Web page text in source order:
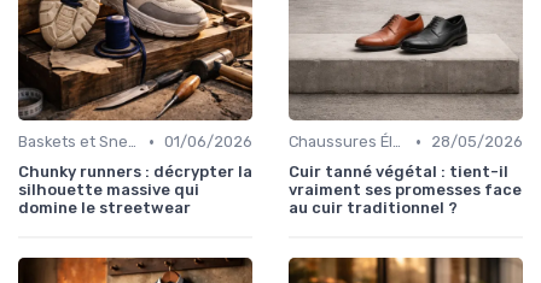
Baskets et Sneakers • 01/06/2026
Chunky runners : décrypter la
silhouette massive qui
domine le streetwear
Chaussures Élégantes et de Cérémonie •
28/05/2026
Cuir tanné végétal : tient-il
vraiment ses promesses face
au cuir traditionnel ?